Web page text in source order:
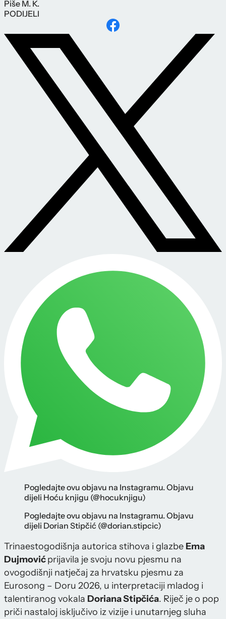
Piše M. K.
PODIJELI
Pogledajte ovu objavu na Instagramu. Objavu
dijeli Hoću knjigu (@hocuknjigu)
Pogledajte ovu objavu na Instagramu. Objavu
dijeli Dorian Stipčić (@dorian.stipcic)
Trinaestogodišnja autorica stihova i glazbe Ema
Dujmovićprijavila je svoju novu pjesmu na
ovogodišnji natječaj za hrvatsku pjesmu za
Eurosong – Doru 2026, u interpretaciji mladog i
talentiranog vokala Doriana Stipčića. Riječ je o pop
priči nastaloj isključivo iz vizije i unutarnjeg sluha